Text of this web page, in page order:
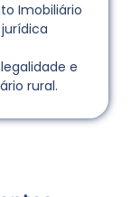
Imobiliário
e
rural.